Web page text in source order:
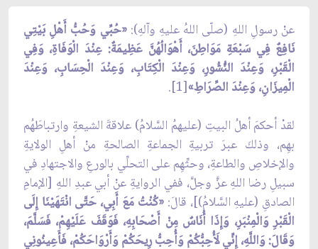
عنْ رسولِ اللهِ (صلّى اللهُ عليهِ وآلهِ):«حُبِّي وَحُبُّ أَهْلِ بَيْتِي
نَافِعٌ فِي سَبْعَةِ مَوَاطِنَ، أَهْوَالُهُنَّ عَظِيمَةٌ: عِنْدَ الْوَفَاةِ، وَفِي
الْقَبْرِ، وَعِنْدَ النُّشُورِ، وَعِنْدَ الْكِتَابِ، وَعِنْدَ الْحِسَابِ، وَعِنْدَ
الْمِيزَانِ، وَعِنْدَ الصِّرَاطِ»[1].
لقدْ أحكمَ أهلُ البيتِ (عليهمُ السَّلامُ) علاقةَ الشيعةِ وارتباطَهُم
بهِم، وذلكَ عبرَ تربيةِ الجماعةِ الصالحةِ منْ أهلِ الولايةِ
والإخلاصِ والطاعةِ، وحثِّهِم على التحلِّي بالورعِ والاجتهادِ في
سبيلِ رضا اللهِ عزَّ وجلَّ، ففي الروايةِ عنْ أبي عبدِ اللهِ [الإمامِ
الصادقِ (عليهِ السَّلامُ)]، قالَ:«كُنْتُ مَعَ أَبِي، حَتَّى انْتَهَيْنَا إِلَى
الْقَبْرِ وَالْمِنْبَرِ، وَإِذَا أُنَاسٌ مِنْ أَصْحَابِهِ، فَوَقَفَ عَلَيْهِمْ، فَسَلَّمَ،
وَقَالَ: وَاللَّهِ، إِنِّي لَأُحِبُّكُمْ وَأُحِبُّ رِيحَكُمْ وَأَرْوَاحَكُمْ، فَأَعِينُونِي